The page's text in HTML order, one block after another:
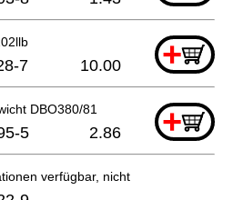
+
7 10.00
DBO380/81 +
5 2.86
verfügbar, nicht bestellbar